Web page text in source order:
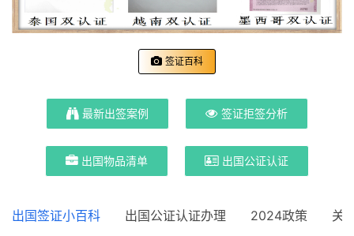
签证百科
最新出签案例 签证拒签分析
出国物品清单 出国公证认证
出国签证小百科 出国公证认证办理 2024政策 关